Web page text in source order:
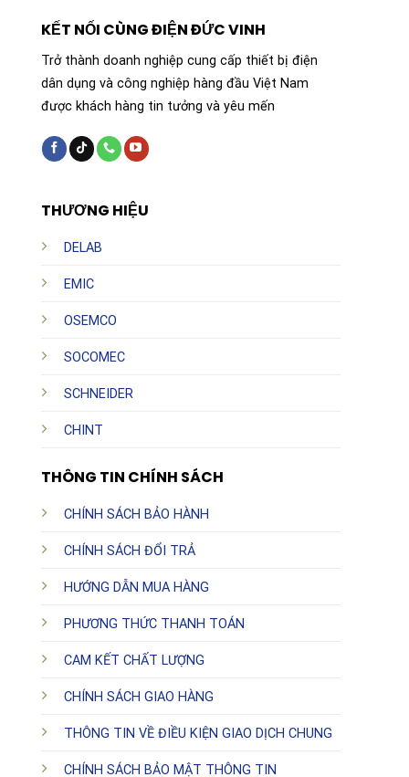
THƯƠNG HIỆU
DELAB
EMIC
OSEMCO
SOCOMEC
SCHNEIDER
CHINT
THÔNG TIN CHÍNH SÁCH
CHÍNH SÁCH BẢO HÀNH
CHÍNH SÁCH ĐỔI TRẢ
HƯỚNG DẪN MUA HÀNG
PHƯƠNG THỨC THANH TOÁN
CAM KẾT CHẤT LƯỢNG
CHÍNH SÁCH GIAO HÀNG
THÔNG TIN VỀ ĐIỀU KIỆN GIAO DỊCH CHUNG
CHÍNH SÁCH BẢO MẬT THÔNG TIN
KẾT NỐI CÙNG ĐIỆN ĐỨC VINH
Trở thành doanh nghiệp cung cấp thiết bị điện
dân dụng và công nghiệp hàng đầu Việt Nam
được khách hàng tin tưởng và yêu mến